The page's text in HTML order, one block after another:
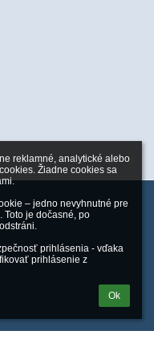
reklamné, analytické alebo
Žiadne cookies sa
– jedno nevyhnutné pre
je dočasné, po
prihlásenia - vďaka
prihlásenie z
Ok